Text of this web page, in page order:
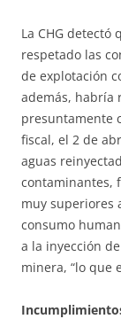
La CHG
respetado las
de explotación
además, habría
presuntamente
fiscal, el 2 de
aguas
contaminantes,
muy superiores
consumo
a la inyección
minera, “lo que